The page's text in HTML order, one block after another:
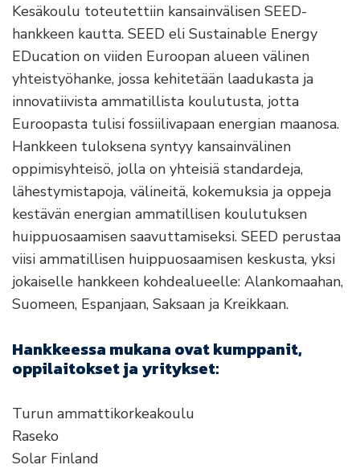
Kesäkoulu toteutettiin kansainvälisen SEED-
hankkeen kautta. SEED eli Sustainable Energy
EDucation on viiden Euroopan alueen välinen
yhteistyöhanke, jossa kehitetään laadukasta ja
innovatiivista ammatillista koulutusta, jotta
Euroopasta tulisi fossiilivapaan energian maanosa.
Hankkeen tuloksena syntyy kansainvälinen
oppimisyhteisö, jolla on yhteisiä standardeja,
lähestymistapoja, välineitä, kokemuksia ja oppeja
kestävän energian ammatillisen koulutuksen
huippuosaamisen saavuttamiseksi. SEED perustaa
viisi ammatillisen huippuosaamisen keskusta, yksi
jokaiselle hankkeen kohdealueelle: Alankomaahan,
Suomeen, Espanjaan, Saksaan ja Kreikkaan.
Hankkeessa mukana ovat kumppanit,
oppilaitokset ja yritykset:
Turun ammattikorkeakoulu
Raseko
Solar Finland